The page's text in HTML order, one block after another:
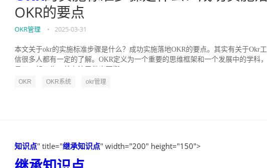
OKR的要点
OKR管理 • 2025-03-31
本文关于okr的实施标准步骤是什么？成功实施落地OKR的要点。其实有关于Okr
信很多人都有一定的了解。OKR定义为一个重要的思维框架和一个发展中的学科
OKR OKR系统 okr管理
知识点" title="继承知识点" width="200" height="150">